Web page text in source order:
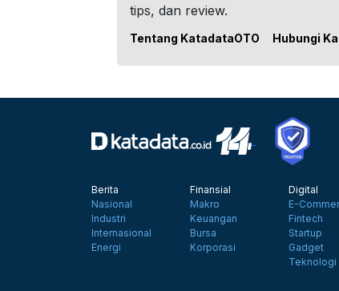
tips, dan review.
Tentang KatadataOTO Hubungi
Berita
Nasional
Industri
Internasional
Energi
Finansial
Makro
Keuangan
Bursa
Korporasi
Digital
E-
Fintech
Startup
Gadget
Teknologi